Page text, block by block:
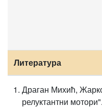
Литература
Драган Михић,
релуктантни мотори".